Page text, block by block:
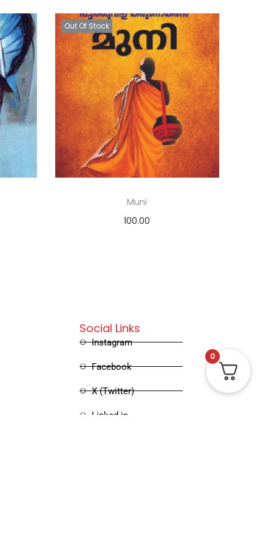
Out Of Stock
Muni
100.00
Social Links
Instagram
Facebook
X (Twitter)
Linked in
0